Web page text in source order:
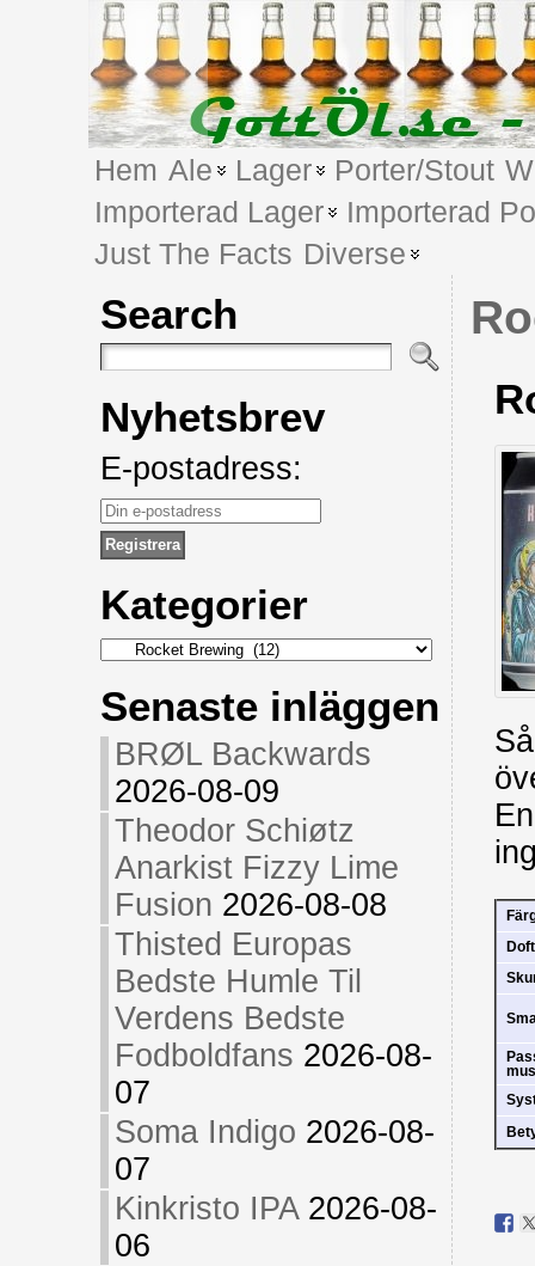
Hem Ale Lager Porter/Stout
Importerad Lager
Importerad
Just The Facts Diverse
Search
Nyhetsbrev
E-postadress:
Kategorier
Kategorier
Senaste inläggen
BRØL Backwards
2026-08-09
Theodor Schiøtz
Anarkist Fizzy Lime
Fusion 2026-08-08
Thisted Europas
Bedste Humle Til
Verdens Bedste
Fodboldfans 2026-08-
07
Soma Indigo 2026-08-
07
Kinkristo IPA 2026-08-
06
Doft